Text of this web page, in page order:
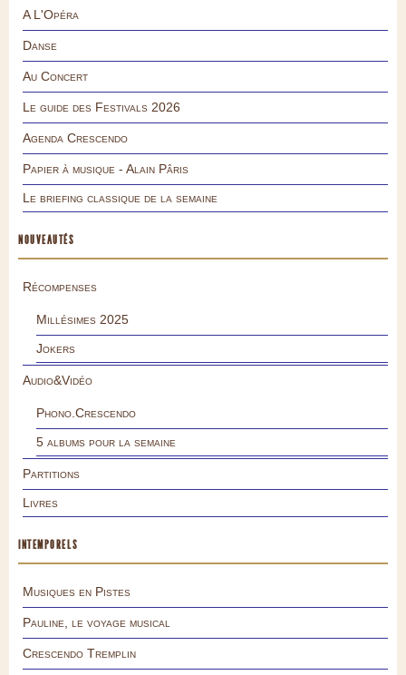
A L'Opéra
Danse
Au Concert
Le guide des Festivals 2026
Agenda Crescendo
Papier à musique - Alain Pâris
Le briefing classique de la semaine
NOUVEAUTÉS
Récompenses
Millésimes 2025
Jokers
Audio&Vidéo
Phono.Crescendo
5 albums pour la semaine
Partitions
Livres
INTEMPORELS
Musiques en Pistes
Pauline, le voyage musical
Crescendo Tremplin